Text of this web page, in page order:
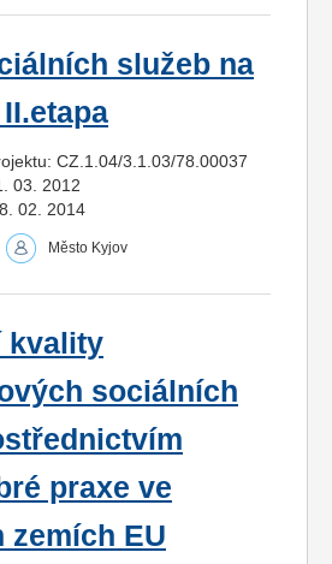
služeb na
CZ.1.04/3.1.03/78.00037
03. 2012
02. 2014
Město Kyjov
kvality
sociálních
praxe ve
zemích EU